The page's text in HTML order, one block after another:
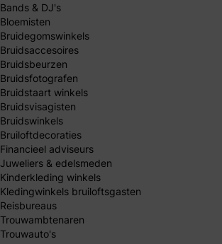
Bands & DJ's
Bloemisten
Bruidegomswinkels
Bruidsaccesoires
Bruidsbeurzen
Bruidsfotografen
Bruidstaart winkels
Bruidsvisagisten
Bruidswinkels
Bruiloftdecoraties
Financieel adviseurs
Juweliers & edelsmeden
Kinderkleding winkels
Kledingwinkels bruiloftsgasten
Reisbureaus
Trouwambtenaren
Trouwauto's